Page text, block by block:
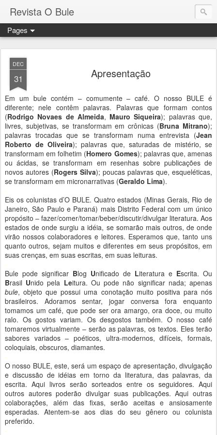
Revista O Bule
Pages
DEC
31 Apresentação
Em um bule contém – comumente – café. O nosso BULE é
diferente; nele contêm palavras. Palavras que formam contos
(Rodrigo Novaes de Almeida, Mauro Siqueira); palavras que,
livres, subjetivas, se transformam em crônicas (Bruna Mitrano);
palavras trocadas que se transformam numa entrevista (Jean
Roberto de Oliveira); palavras que, saturadas de mistério, se
transformam em folhetim (Homero Gomes); palavras que, amenas
ou ácidas, se transformam em resenhas sobre publicações de
novos autores (Rogers Silva); poucas palavras que, esqueléticas,
se transformam em micronarrativas (Geraldo Lima).
-
Eis os colunistas d’O BULE. Quatro estados (Minas Gerais, Rio de
Janeiro, São Paulo e Paraná) mais Distrito Federal com um único
propósito – fazer/comer/tomar/beber/discutir/divulgar literatura. Aos
estados de onde surgiu a idéia, se somarão mais outros, de onde
virão nossos colaboradores e leitores. Esperamos que, tanto uns
quanto outros, sejam muitos e diferentes em seus propósitos, em
suas crenças, em suas escritas, em suas leituras.
-
Bule pode significar Blog Unificado de Literatura e Escrita. Ou
Brasil Unido pela Leitura. Ou pode não significar nada; apenas
bule, objeto que possui uma conotação muito positiva para nós
brasileiros. Adoramos sentar, jogar conversa fora enquanto
tomamos um café, que pode ser ora amargo, ora doce, ou muito
ralo. Os gostos variam. Os desgostos também. O nosso café
tomaremos virtualmente – serão as palavras, os textos. Eles terão
sabores variados – poéticos, ultra-modernos, difíceis, formais,
coloquiais, obscuros, diamantes.
-
O nosso BULE, este, será um espaço de apresentação, divulgação
e discussão de idéias em torno da literatura, das palavras, da
escrita. Aqui livros serão sorteados entre os seguidores. Aqui
outros autores poderão divulgar suas publicações. Aqui outras
colaborações, além das fixas, serão aceitas e ansiosamente
esperadas. Atentem-se aos dias do seu gênero ou colunista
preferido.
-